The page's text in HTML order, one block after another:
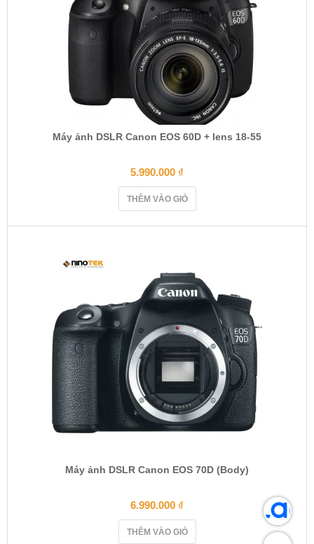
Máy ảnh DSLR Canon EOS 60D + lens 18-55
5.990.000 ₫
THÊM VÀO GIỎ
Máy ảnh DSLR Canon EOS 70D (Body)
6.990.000 ₫
THÊM VÀO GIỎ